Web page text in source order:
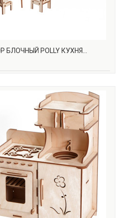
POLLY КУХНЯ...
кукол высотой до 18 см. С нашей
сможет не только играть, но и
способности. Ведь ее
(и перекрашивать), придумы..